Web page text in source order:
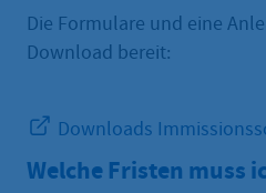
Die Formulare und eine
Download bereit:
Downloads
Welche Fristen muss